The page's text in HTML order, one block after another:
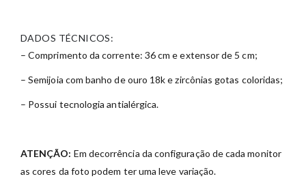
DADOS TÉCNICOS:
– Comprimento da corrente: 36 cm e extensor de 5 cm;
– Semijoia com banho de ouro 18k e zircônias gotas coloridas;
– Possui tecnologia antialérgica.
ATENÇÃO: Em decorrência da configuração de cada monitor
as cores da foto podem ter uma leve variação.